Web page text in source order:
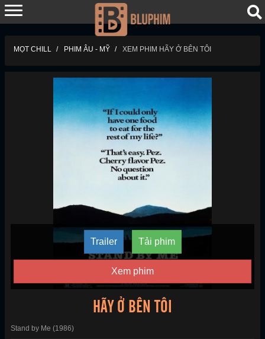
MỌT CHILL PHIM ÂU - MỸ XEM PHIM HÃY Ở BÊN TÔI
Trailer Tải phim
Xem phim
HÃY Ở BÊN TÔI
Stand by Me (1986)